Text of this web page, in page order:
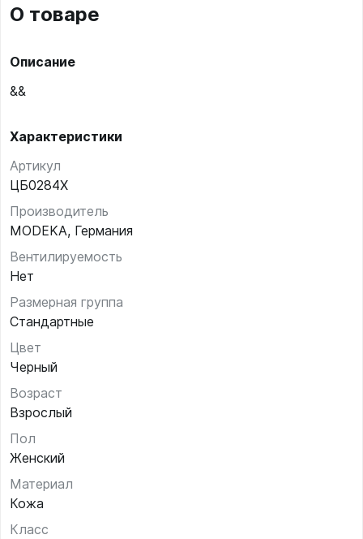
О товаре
Описание
&&
Характеристики
Артикул
ЦБ0284X
Производитель
MODEKA, Германия
Вентилируемость
Нет
Размерная группа
Стандартные
Цвет
Черный
Возраст
Взрослый
Пол
Женский
Материал
Кожа
Класс